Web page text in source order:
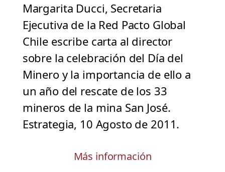
Margarita Ducci, Secretaria
Ejecutiva de la Red Pacto Global
Chile escribe carta al director
sobre la celebración del Día del
Minero y la importancia de ello a
un año del rescate de los 33
mineros de la mina San José.
Estrategia, 10 Agosto de 2011.
Más información